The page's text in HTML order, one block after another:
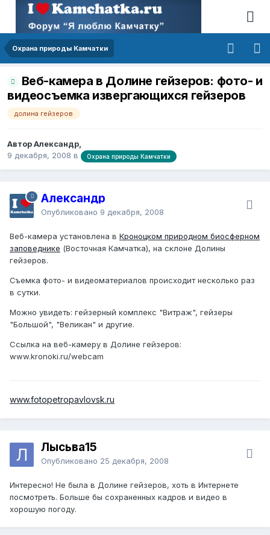
Охрана природы Камчатки
Веб-камера в Долине гейзеров: фото- и
видеосъемка извергающихся гейзеров
долина гейзеров
Автор Александр,
9 декабря, 2008 в Охрана природы Камчатки
Александр
Опубликовано 9 декабря, 2008
Веб-камера установлена в Кроноцком природном биосферном
заповеднике (Восточная Камчатка), на склоне Долины
гейзеров.
Съемка фото- и видеоматериалов происходит несколько раз
в сутки.
Можно увидеть: гейзерный комплекс "Витраж", гейзеры
"Большой", "Великан" и другие.
Ссылка на веб-камеру в Долине гейзеров:
www.kronoki.ru/webcam
www.fotopetropavlovsk.ru
Лысьва15
Опубликовано 25 декабря, 2008
Интересно! Не была в Долине гейзеров, хоть в Интернете
посмотреть. Больше бы сохраненных кадров и видео в
хорошую погоду.